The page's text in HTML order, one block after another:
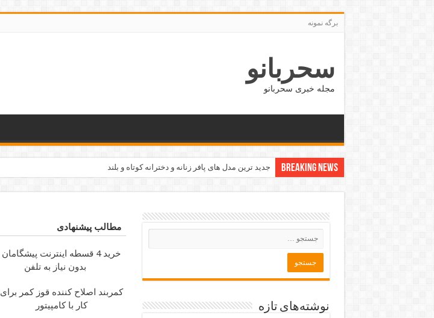
برگه نمونه
سحربانو
مجله خبری سحربانو
Breaking News بهترین کسب و کار و شغل های نیمه وقت مناسب دانشجویان
مطالب پیشنهادی
خرید 4 قسطه اینترنت پیشگامان
بدون نیاز به تلفن
کمربند اصلاح کننده قوز کمر برای
کار با کامپیتور
نوشته‌های تازه